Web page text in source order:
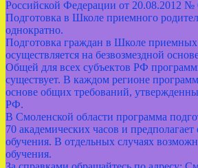
Российской Федерации от 20.08.2012 №
Подготовка в Школе приемного
однократно.
Подготовка граждан в Школе приемных
осуществляется на безвозмездной
Общей для всех субъектов РФ
существует. В каждом регионе
основе общих требований,
РФ.
В Смоленской области программа
70 академических часов и
обучения. В отдельных случаях
обучения.